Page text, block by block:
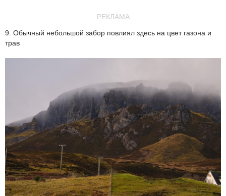
РЕКЛАМА
9. Обычный небольшой забор повлиял здесь на цвет газона и
трав